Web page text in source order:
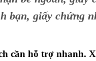
bạn, giấy chứng
cần hỗ trợ nhanh.